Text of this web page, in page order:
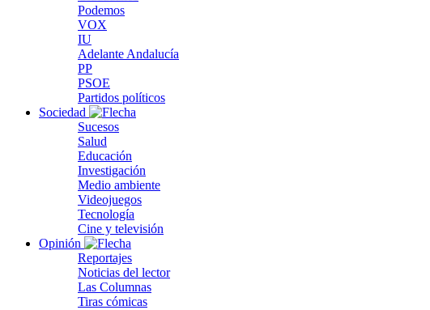
Podemos
VOX
IU
Adelante Andalucía
PP
PSOE
Partidos políticos
Sociedad
Sucesos
Salud
Educación
Investigación
Medio ambiente
Videojuegos
Tecnología
Cine y televisión
Opinión
Reportajes
Noticias del lector
Las Columnas
Tiras cómicas